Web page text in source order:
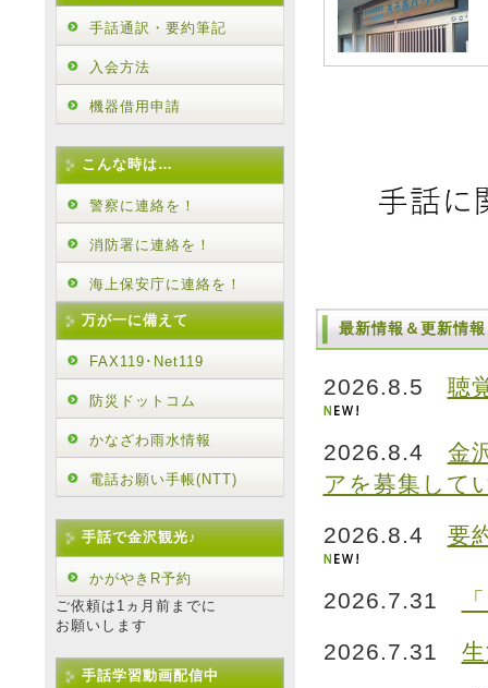
最新情報＆更新情報
2026.8.5 聴
2026.8.4 金
アを募集して
2026.8.4 要
2026.7.31
2026.7.31
手話通訳・要約筆記
入会方法
機器借用申請
こんな時は…
警察に連絡を！
消防署に連絡を！
海上保安庁に連絡を！
万が一に備えて
FAX119･Net119
防災ドットコム
かなざわ雨水情報
電話お願い手帳(NTT)
手話で金沢観光♪
かがやきR予約
ご依頼は1ヵ月前までに
お願いします
手話学習動画配信中